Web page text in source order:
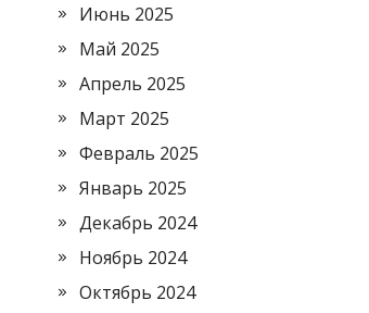
Июнь 2025
Май 2025
Апрель 2025
Март 2025
Февраль 2025
Январь 2025
Декабрь 2024
Ноябрь 2024
Октябрь 2024